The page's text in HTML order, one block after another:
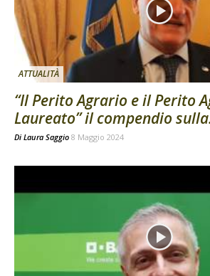
ATTUALITÀ
“Il Perito Agrario e il Perito
Laureato” il compendio
Di Laura Saggio 8 Maggio 2024